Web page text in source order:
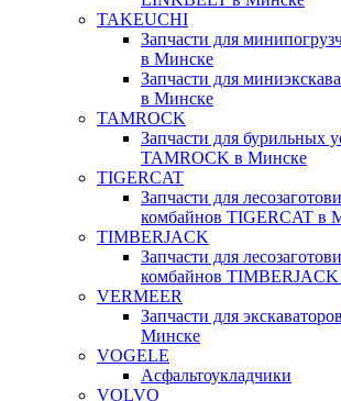
TAKEUCHI
Запчасти для
в Минске
Запчасти для
в Минске
TAMROCK
Запчасти для бурильных
TAMROCK в Минске
TIGERCAT
Запчасти для
комбайнов TIGERCAT в
TIMBERJACK
Запчасти для
комбайнов
VERMEER
Запчасти для
Минске
VOGELE
Асфальтоукладчики
VOLVO